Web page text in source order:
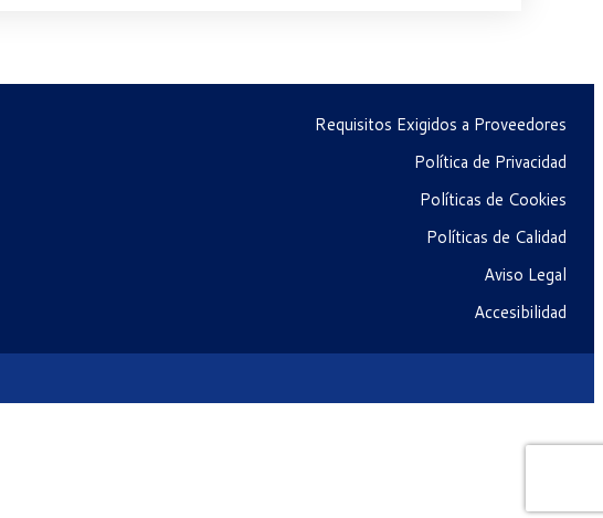
Requisitos Exigidos a Proveedores
Política de Privacidad
Políticas de Cookies
Políticas de Calidad
Aviso Legal
Accesibilidad